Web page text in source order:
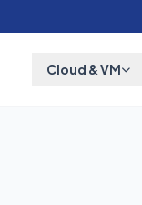
Cloud & VM